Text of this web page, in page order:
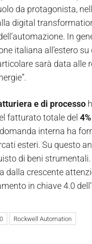
da protagonista,
digital
In
italiana all’estero
sarà data alle
e di processo
fatturato totale del
interna ha
esteri. Su questo
di beni
dalla crescente
in chiave 4.0
Rockwell Automation